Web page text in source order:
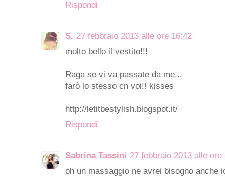
Rispondi
S. 27 febbraio 2013 alle ore 16:42
molto bello il vestito!!!
Raga se vi va passate da me...
farò lo stesso cn voi!! kisses
http://letitbestylish.blogspot.it/
Rispondi
Sabrina Tassini 27 febbraio 2013 alle ore
oh un massaggio ne avrei bisogno anche